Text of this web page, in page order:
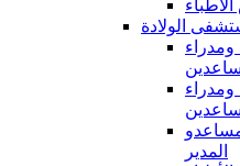
الولادة
ومدراء
المدير